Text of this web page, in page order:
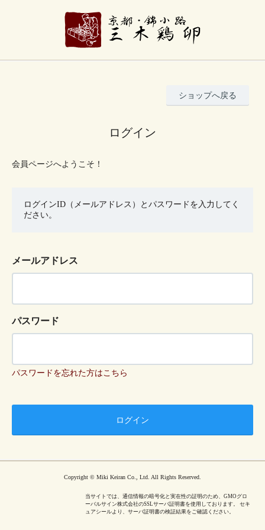
ショップへ戻る
ログイン
会員ページへようこそ！
ログインID（メールアドレス）とパスワードを入力してく
ださい。
メールアドレス
パスワード
パスワードを忘れた方はこちら
Copyright © Miki Keiran Co., Ltd. All Rights Reserved.
当サイトでは、通信情報の暗号化と実在性の証明のため、GMOグロ
ーバルサイン株式会社のSSLサーバ証明書を使用しております。 セキ
ュアシールより、サーバ証明書の検証結果をご確認ください。